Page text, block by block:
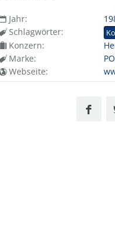
Jahr:
Schlagwörter:
Konzern:
Marke:
Webseite: